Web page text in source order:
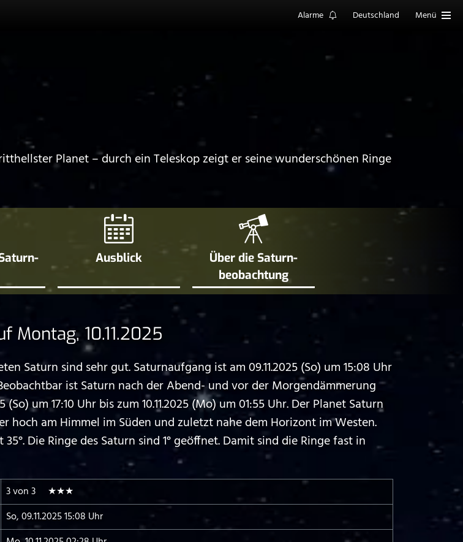
Alarme Deutschland Menü
Planet – durch ein Teleskop zeigt er seine wunderschönen Ringe
Ausblick
Über die Saturn­
beobachtung
Montag, 10.11.2025
Saturn sind sehr gut. Saturnaufgang ist am 09.11.2025 (So) um 15:08 Uhr
ist Saturn nach der Abend- und vor der Morgendämmerung
um 17:10 Uhr bis zum 10.11.2025 (Mo) um 01:55 Uhr. Der Planet Saturn
hoch am Himmel im Süden und zuletzt nahe dem Horizont im Westen.
Die Ringe des Saturn sind 1° geöffnet. Damit sind die Ringe fast in
3 von 3 ★★★
So, 09.11.2025 15:08 Uhr